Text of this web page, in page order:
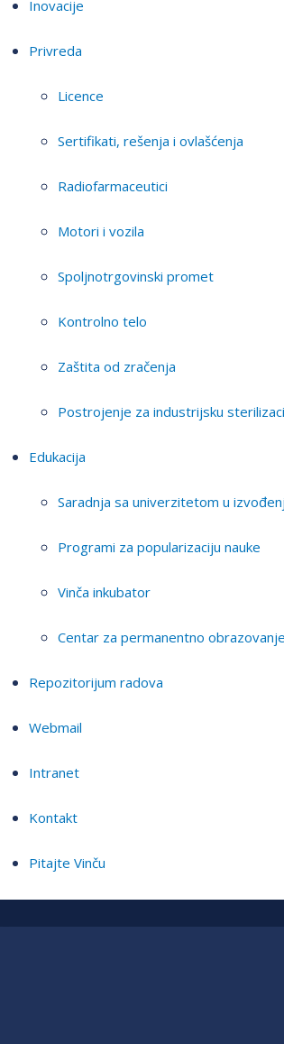
Inovacije
Privreda
Licence
Sertifikati, rešenja i ovlašćenja
Radiofarmaceutici
Motori i vozila
Spoljnotrgovinski promet
Kontrolno telo
Zaštita od zračenja
Postrojenje za industrijsku
Edukacija
Saradnja sa univerzitetom u
Programi za popularizaciju nauke
Vinča inkubator
Centar za permanentno obrazovanje
Repozitorijum radova
Webmail
Intranet
Kontakt
Pitajte Vinču